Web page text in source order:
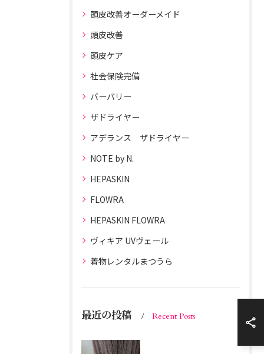
頭皮改善オーダーメイド
頭皮改善
頭皮ケア
社会保険完備
バーバリー
ザドライヤー
アデランス ザドライヤー
NOTE by N.
HEPASKIN
FLOWRA
HEPASKIN FLOWRA
ヴィキア UVヴェール
着物レンタルまつうら
最近の投稿 Recent Posts